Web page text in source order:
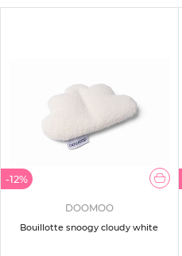
-12%
DOOMOO
Bouillotte snoogy cloudy white